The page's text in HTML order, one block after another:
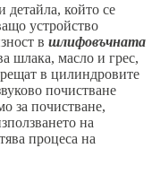
който се
устройство
в шлифовъчната
шлака, масло и грес,
в цилиндровите
почистване
за почистване,
на
процеса на